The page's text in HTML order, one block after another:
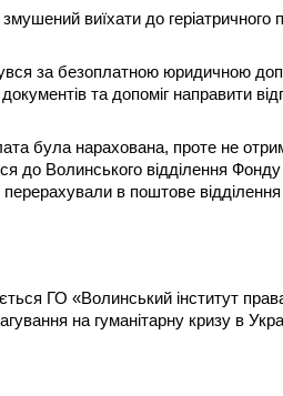
змушений виїхати до
за безоплатною юридичною
та допоміг направити
була нарахована, проте не
до Волинського відділення
в поштове
ГО «Волинський інститут
на гуманітарну кризу в